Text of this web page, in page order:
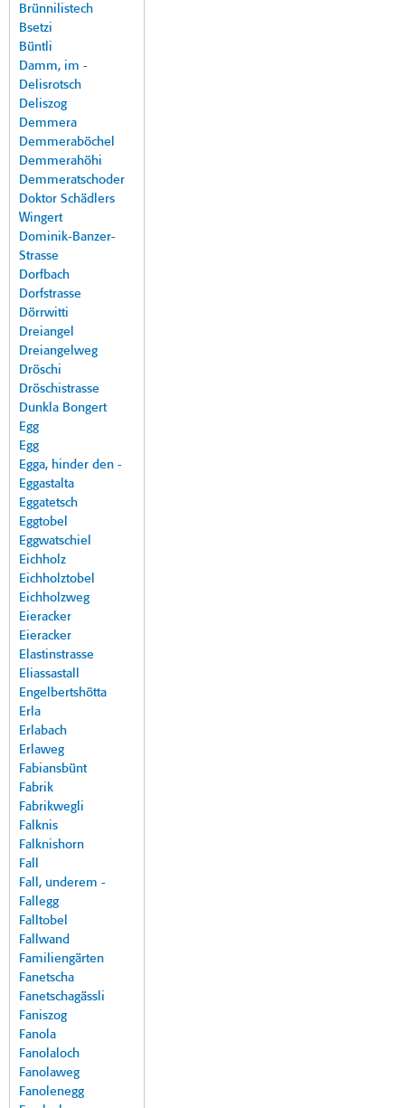
Brünnilistech
Bsetzi
Büntli
Damm, im -
Delisrotsch
Deliszog
Demmera
Demmeraböchel
Demmerahöhi
Demmeratschoder
Doktor Schädlers
Wingert
Dominik-Banzer-
Strasse
Dorfbach
Dorfstrasse
Dörrwitti
Dreiangel
Dreiangelweg
Dröschi
Dröschistrasse
Dunkla Bongert
Egg
Egg
Egga, hinder den -
Eggastalta
Eggatetsch
Eggtobel
Eggwatschiel
Eichholz
Eichholztobel
Eichholzweg
Eieracker
Eieracker
Elastinstrasse
Eliassastall
Engelbertshötta
Erla
Erlabach
Erlaweg
Fabiansbünt
Fabrik
Fabrikwegli
Falknis
Falknishorn
Fall
Fall, underem -
Fallegg
Falltobel
Fallwand
Familiengärten
Fanetscha
Fanetschagässli
Faniszog
Fanola
Fanolaloch
Fanolaweg
Fanolenegg